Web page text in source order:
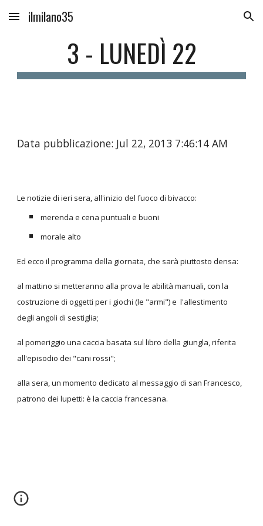
Skip to main content Skip to navigation
ilmilano35
3 - LUNEDÌ 22
Data pubblicazione: Jul 22, 2013 7:46:14 AM
Le notizie di ieri sera, all'inizio del fuoco di bivacco:
merenda e cena puntuali e buoni
morale alto
Ed ecco il programma della giornata, che sarà piuttosto densa:
al mattino si metteranno alla prova le abilità manuali, con la
costruzione di oggetti per i giochi (le "armi") e l'allestimento
degli angoli di sestiglia;
al pomeriggio una caccia basata sul libro della giungla, riferita
all'episodio dei "cani rossi";
alla sera, un momento dedicato al messaggio di san Francesco,
patrono dei lupetti: è la caccia francesana.